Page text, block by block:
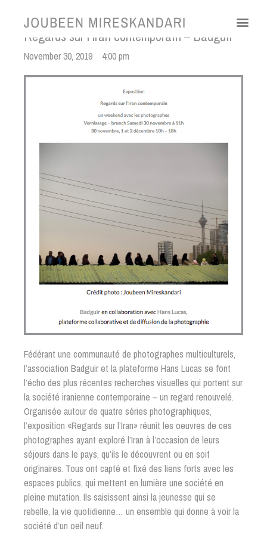
Regards sur l’Iran contemporain – Badguir
November 30, 2019 4:00 pm
Fédérant une communauté de photographes multiculturels,
l’association Badguir et la plateforme Hans Lucas se font
l’écho des plus récentes recherches visuelles qui portent sur
la société iranienne contemporaine – un regard renouvelé.
Organisée autour de quatre séries photographiques,
l’exposition «Regards sur l’Iran» réunit les oeuvres de ces
photographes ayant exploré l’Iran à l’occasion de leurs
séjours dans le pays, qu’ils le découvrent ou en soit
originaires. Tous ont capté et fixé des liens forts avec les
espaces publics, qui mettent en lumière une société en
pleine mutation. Ils saisissent ainsi la jeunesse qui se
rebelle, la vie quotidienne… un ensemble qui donne à voir la
société d’un oeil neuf.